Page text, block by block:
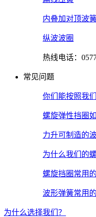
内叠加对顶波
纵波波圈
热线电话：
常见问题
你们能按照我
螺旋弹性挡圈
力升可制造的
为什么我们的
螺旋挡圈常用
波形弹簧常用
为什么选择我们？